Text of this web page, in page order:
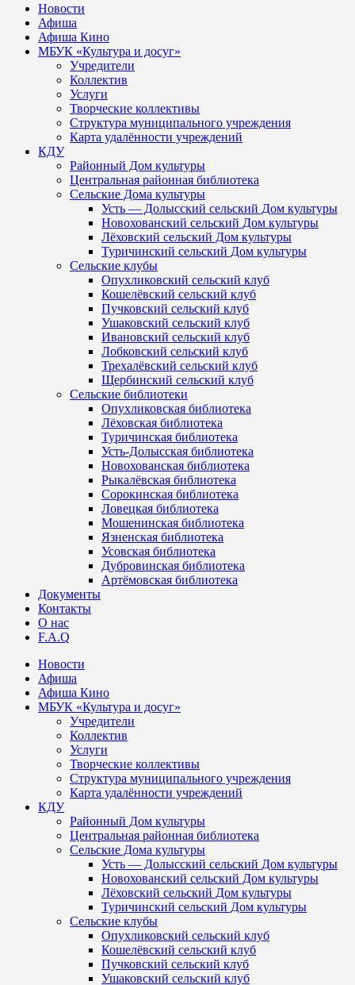
Новости
Афиша
Афиша Кино
МБУК «Культура и досуг»
Учредители
Коллектив
Услуги
Творческие коллективы
Структура муниципального учреждения
Карта удалённости учреждений
КДУ
Районный Дом культуры
Центральная районная библиотека
Сельские Дома культуры
Усть — Долысский сельский Дом культуры
Новохованский сельский Дом культуры
Лёховский сельский Дом культуры
Туричинский сельский Дом культуры
Сельские клубы
Опухликовский сельский клуб
Кошелёвский сельский клуб
Пучковский сельский клуб
Ушаковский сельский клуб
Ивановский сельский клуб
Лобковский сельский клуб
Трехалёвский сельский клуб
Щербинский сельский клуб
Сельские библиотеки
Опухликовская библиотека
Лёховская библиотека
Туричинская библиотека
Усть-Долысская библиотека
Новохованская библиотека
Рыкалёвская библиотека
Сорокинская библиотека
Ловецкая библиотека
Мошенинская библиотека
Язненская библиотека
Усовская библиотека
Дубровинская библиотека
Артёмовская библиотека
Документы
Контакты
О нас
F.A.Q
Новости
Афиша
Афиша Кино
МБУК «Культура и досуг»
Учредители
Коллектив
Услуги
Творческие коллективы
Структура муниципального учреждения
Карта удалённости учреждений
КДУ
Районный Дом культуры
Центральная районная библиотека
Сельские Дома культуры
Усть — Долысский сельский Дом культуры
Новохованский сельский Дом культуры
Лёховский сельский Дом культуры
Туричинский сельский Дом культуры
Сельские клубы
Опухликовский сельский клуб
Кошелёвский сельский клуб
Пучковский сельский клуб
Ушаковский сельский клуб